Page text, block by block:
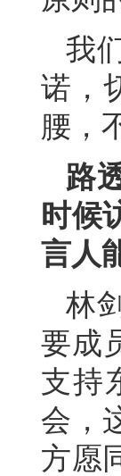
我
诺，
腰，
路
时候
言人
林
要成
支持
会，
方愿